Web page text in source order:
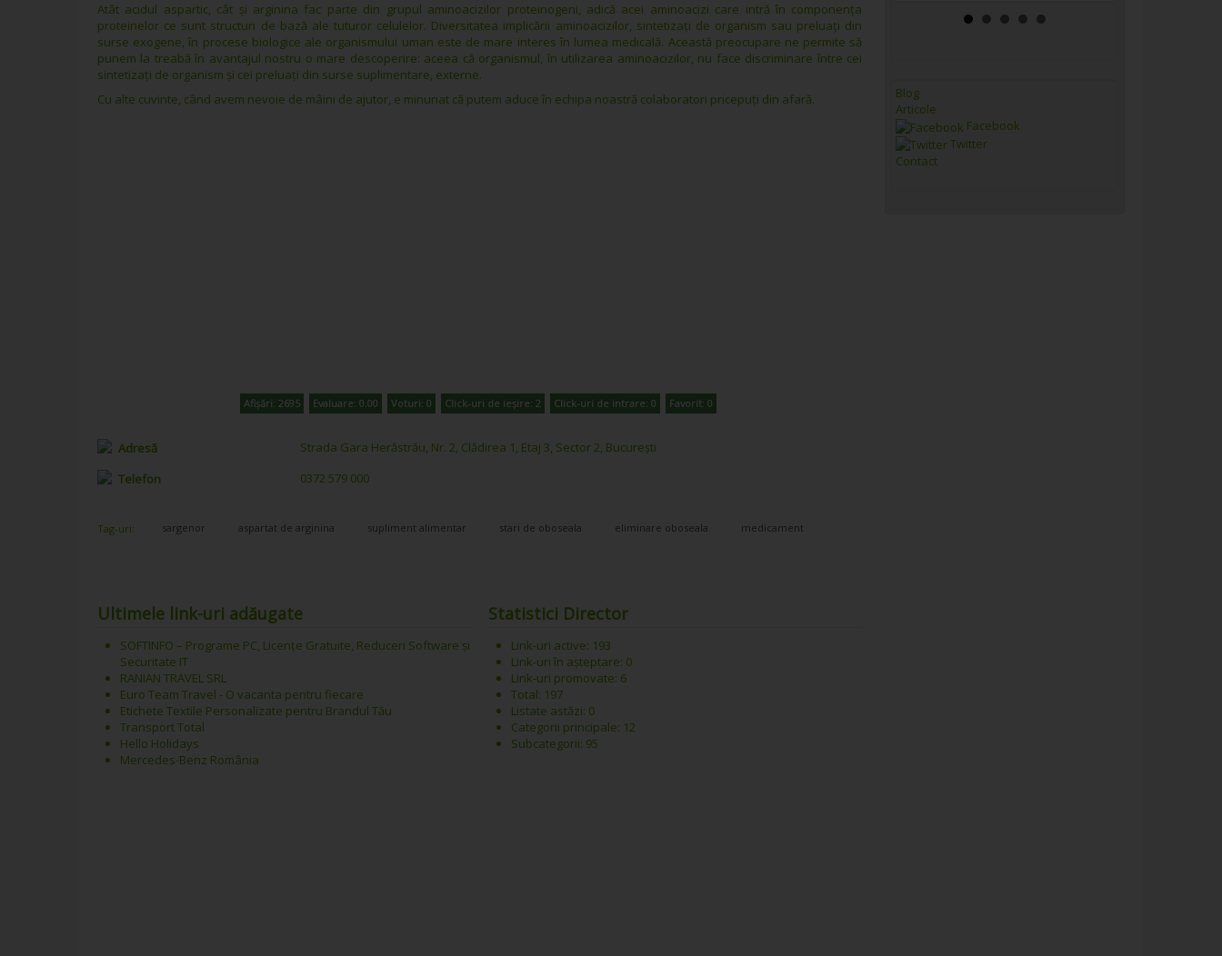
Atât acidul aspartic, cât și arginina fac parte din grupul aminoacizilor proteinogeni, adică acei aminoacizi care intră în componența
proteinelor ce sunt structuri de bază ale tuturor celulelor. Diversitatea implicării aminoacizilor, sintetizați de organism sau preluați din
surse exogene, în procese biologice ale organismului uman este de mare interes în lumea medicală. Această preocupare ne permite să
punem la treabă în avantajul nostru o mare descoperire: aceea că organismul, în utilizarea aminoacizilor, nu face discriminare între cei
sintetizați de organism și cei preluați din surse suplimentare, externe.
Cu alte cuvinte, când avem nevoie de mâini de ajutor, e minunat că putem aduce în echipa noastră colaboratori pricepuți din afară.
Afișări: 2695 Evaluare: 0.00 Voturi: 0 Click-uri de ieșire: 2 Click-uri de intrare: 0 Favorit: 0
Adresă
Strada Gara Herăstrău, Nr. 2, Clădirea 1, Etaj 3, Sector 2, București
Telefon
0372 579 000
Tag-uri: sargenor aspartat de arginina supliment alimentar stari de oboseala eliminare oboseala medicament
Ultimele link-uri adăugate
SOFTINFO – Programe PC, Licențe Gratuite, Reduceri Software și
Securitate IT
RANIAN TRAVEL SRL
Euro Team Travel - O vacanta pentru fiecare
Etichete Textile Personalizate pentru Brandul Tău
Transport Total
Hello Holidays
Mercedes-Benz România
Statistici Director
Link-uri active: 193
Link-uri în așteptare: 0
Link-uri promovate: 6
Total: 197
Listate astăzi: 0
Categorii principale: 12
Subcategorii: 95
Blog
Articole
Facebook
Twitter
Contact